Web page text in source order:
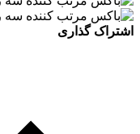
اشتراک گذاری